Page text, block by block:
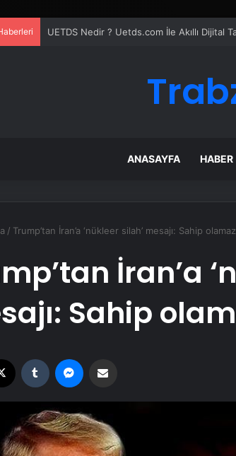
UETDS Nedir ? Uetds.com İle Akıllı Dijital
ANASAYFA HABER
/ Trump’tan İran’a ‘nükleer silah’ mesajı: Sahip
İran’a
Sahip
Tumblr